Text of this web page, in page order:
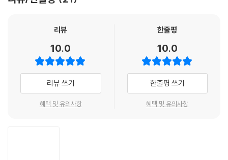
리뷰
10.0
리뷰 쓰기
혜택 및 유의사항
한줄평
10.0
한줄평 쓰기
혜택 및 유의사항